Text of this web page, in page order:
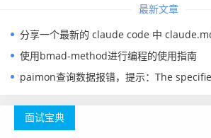
最新文章
分享一个最新的 claude code 中 claude.md 写
使用bmad-method进行编程的使用指南
paimon查询数据报错，提示：The specified scan snapshotId 15845 is out of available
面试宝典